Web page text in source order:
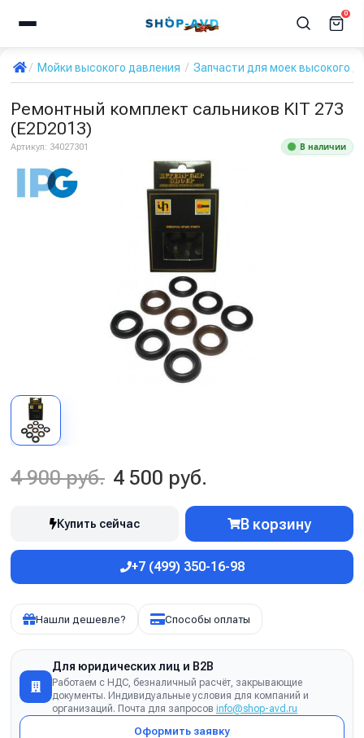
0
Мойки высокого давления Запчасти для моек высокого
Ремонтный комплект сальников KIT 273
(E2D2013)
Артикул: 34027301 В наличии
4 900 руб. 4 500 руб.
Купить сейчас В корзину
+7 (499) 350-16-98
Нашли дешевле? Способы оплаты
Для юридических лиц и B2B
Работаем с НДС, безналичный расчёт, закрывающие
документы. Индивидуальные условия для компаний и
организаций. Почта для запросов info@shop-avd.ru
Оформить заявку